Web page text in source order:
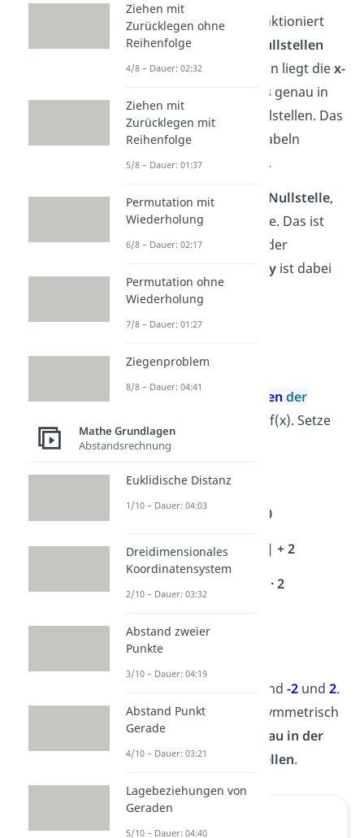
Die nächste Methode funktioniert
nur, wenn die Parabel
Nullstellen
hat! Wenn das so ist, dann liegt diex-
Koordinate des Scheitelsgenau in
derMitteder beiden Nullstellen. Das
liegt daran, dass alle Parabeln
achsensymmetrisch sind.
Hat die Parabelnur eine Nullstelle,
liegt diese auf der x-Achse. Das ist
gleichzeitig der
der
yist dabei
immergleich 0.
Beispiel:
f(x) = 0,5 · x2
Berechne die Nullstellen der
f(x). Setze
f(x) dafür gleich 0.
f(x) = 0
0,5 · x
– 2 = 0
0,5 · x – 2 = 0 | + 2
= 2 | · 2
Die Nullstellen von f(x) sind -2und 2.
Da eine Parabel achsensymmetrisch
ist, liegt der
Scheitel genau in der
Mitte der beiden Nullstellen.
Ziehen mit
Zurücklegen ohne
Reihenfolge
4/8 – Dauer: 02:32
Ziehen mit
Zurücklegen mit
Reihenfolge
5/8 – Dauer: 01:37
Permutation mit
Wiederholung
6/8 – Dauer: 02:17
Permutation ohne
Wiederholung
7/8 – Dauer: 01:27
Ziegenproblem
8/8 – Dauer: 04:41
Mathe Grundlagen
Abstandsrechnung
Euklidische Distanz
1/10 – Dauer: 04:03
Dreidimensionales
Koordinatensystem
2/10 – Dauer: 03:32
Abstand zweier
Punkte
3/10 – Dauer: 04:19
Abstand Punkt
Gerade
4/10 – Dauer: 03:21
Lagebeziehungen von
Geraden
5/10 – Dauer: 04:40